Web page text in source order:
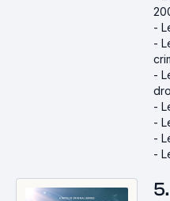
-
-
-
-
-
-
-
5.